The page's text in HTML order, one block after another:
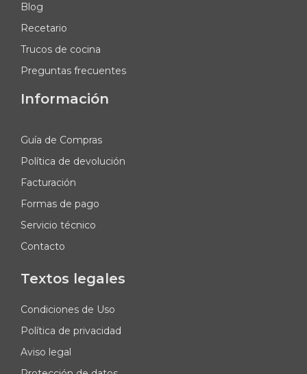
Blog
Recetario
Trucos de cocina
Preguntas frecuentes
Información
Guía de Compras
Política de devolución
Facturación
Formas de pago
Servicio técnico
Contacto
Textos legales
Condiciones de Uso
Política de privacidad
Aviso legal